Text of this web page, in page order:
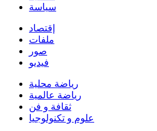
سياسة
إقتصاد
ملفات
صور
فيديو
رياضة محلية
رياضة عالمية
ثقافة و فن
علوم و تكنولوجيا